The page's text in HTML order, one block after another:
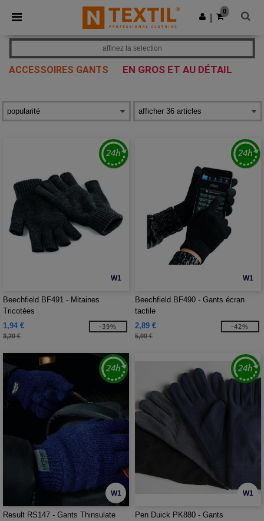
× Appli Ntextil
Meilleurs prix sur l’app !
Obtenir l'appli
0
ACCESSOIRES GANTS EN GROS ET AU DÉTAIL
affinez la selection
W1
Beechfield BF491 - Mitaines
Tricotées
1,94 €
3,20 €
-39%
W1
Beechfield BF490 - Gants écran
tactile
2,89 €
5,00 €
-42%
W1
Result RS147 - Gants Thinsulate
W1
Pen Duick PK880 - Gants